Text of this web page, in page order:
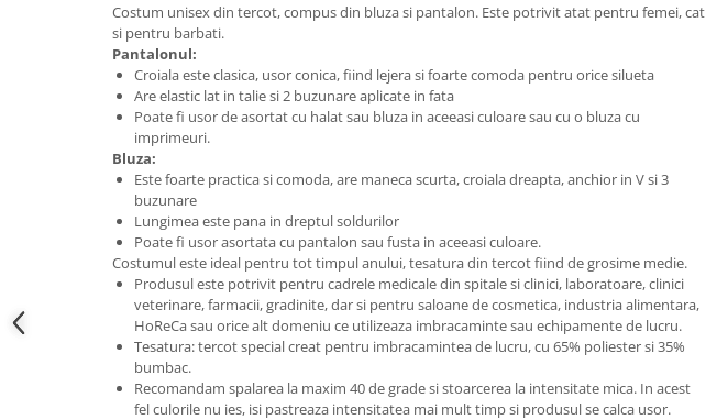
Costum unisex din tercot, compus din bluza si pantalon. Este potrivit atat pentru femei, cat
si pentru barbati.
Pantalonul:
Croiala este clasica, usor conica, fiind lejera si foarte comoda pentru orice silueta
Are elastic lat in talie si 2 buzunare aplicate in fata
Poate fi usor de asortat cu halat sau bluza in aceeasi culoare sau cu o bluza cu
imprimeuri.
Bluza:
Este foarte practica si comoda, are maneca scurta, croiala dreapta, anchior in V si 3
buzunare
Lungimea este pana in dreptul soldurilor
Poate fi usor asortata cu pantalon sau fusta in aceeasi culoare.
Costumul este ideal pentru tot timpul anului, tesatura din tercot fiind de grosime medie.
Produsul este potrivit pentru cadrele medicale din spitale si clinici, laboratoare, clinici
veterinare, farmacii, gradinite, dar si pentru saloane de cosmetica, industria alimentara,
HoReCa sau orice alt domeniu ce utilizeaza imbracaminte sau echipamente de lucru.
Tesatura: tercot special creat pentru imbracamintea de lucru, cu 65% poliester si 35%
bumbac.
Recomandam spalarea la maxim 40 de grade si stoarcerea la intensitate mica. In acest
fel culorile nu ies, isi pastreaza intensitatea mai mult timp si produsul se calca usor.